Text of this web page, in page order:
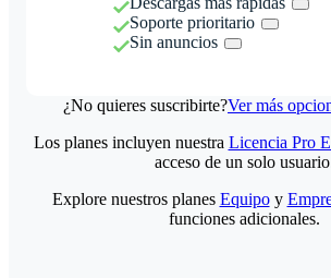
Soporte prioritario
Sin anuncios
¿No quieres suscribirte?Ver más
Los planes incluyen nuestra Licencia Pro
acceso de un solo
Explore nuestros planes Equipoy
funciones adicionales.